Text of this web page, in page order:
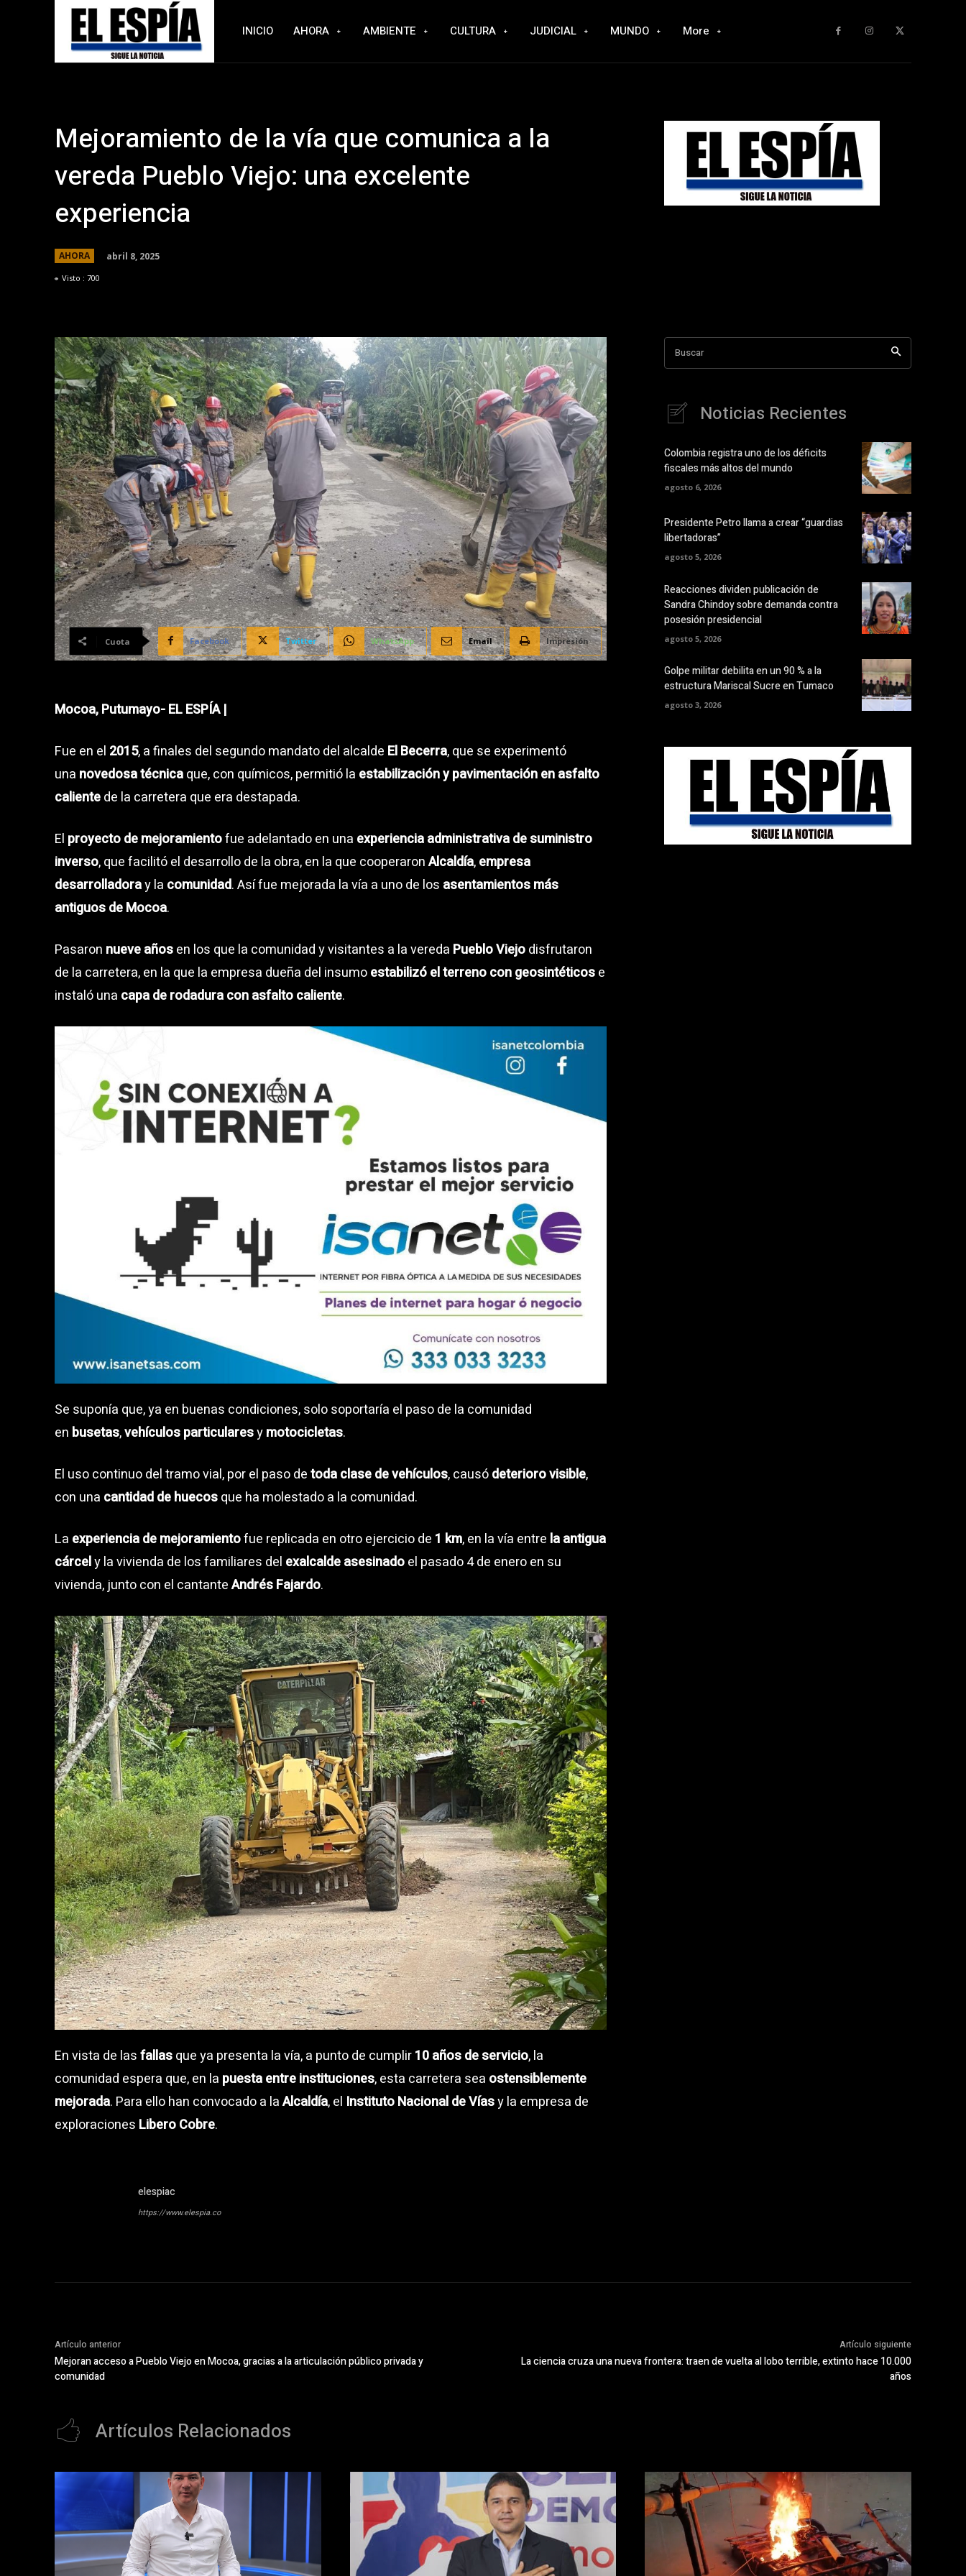
INICIO AHORA AMBIENTE CULTURA JUDICIAL MUNDO More
Mejoramiento de la vía que comunica a la
vereda Pueblo Viejo: una excelente
experiencia
AHORA abril 8, 2025
Visto : 700
Cuota Facebook Twitter WhatsApp Email Impresión
Mocoa, Putumayo- EL ESPÍA |
Fue en el 2015, a finales del segundo mandato del alcalde El Becerra, que se experimentó
una novedosa técnicaque, con químicos, permitió la estabilización y pavimentación en asfalto
calientede la carretera que era destapada.
El proyecto de mejoramientofue adelantado en una experiencia administrativa de suministro
inverso, que facilitó el desarrollo de la obra, en la que cooperaronAlcaldía,empresa
desarrolladoray la comunidad. Así fue mejorada la vía a uno de los asentamientos más
antiguos de Mocoa.
Pasaron nueve añosen los que la comunidad y visitantes a la vereda Pueblo Viejodisfrutaron
de la carretera, en la que la empresa dueña del insumoestabilizó el terreno con geosintéticose
instaló una capa de rodadura con asfalto caliente.
Se suponía que, ya en buenas condiciones, solo soportaría el paso de la comunidad
en busetas,vehículos particularesymotocicletas.
El uso continuo del tramo vial, por el paso detoda clase de vehículos, causódeterioro visible,
con una cantidad de huecosque ha molestado a la comunidad.
La experiencia de mejoramientofue replicada en otro ejercicio de 1 km, en la vía entre la antigua
cárcely la vivienda de los familiares del exalcalde asesinadoel pasado 4 de enero en su
vivienda, junto con el cantanteAndrés Fajardo.
En vista de lasfallasque ya presenta la vía, a punto de cumplir10 años de servicio, la
comunidad espera que, en la puesta entre instituciones, esta carretera sea ostensiblemente
mejorada. Para ello han convocado a laAlcaldía, el Instituto Nacional de Víasy la empresa de
exploraciones Libero Cobre.
elespiac
https://www.elespia.co
Buscar
Noticias Recientes
Colombia registra uno de los déficits
fiscales más altos del mundo
agosto 6, 2026
Presidente Petro llama a crear “guardias
libertadoras”
agosto 5, 2026
Reacciones dividen publicación de
Sandra Chindoy sobre demanda contra
posesión presidencial
agosto 5, 2026
Golpe militar debilita en un 90 % a la
estructura Mariscal Sucre en Tumaco
agosto 3, 2026
Artículo anterior
Mejoran acceso a Pueblo Viejo en Mocoa, gracias a la articulación público privada y
comunidad
Artículo siguiente
La ciencia cruza una nueva frontera: traen de vuelta al lobo terrible, extinto hace 10.000
años
Artículos Relacionados